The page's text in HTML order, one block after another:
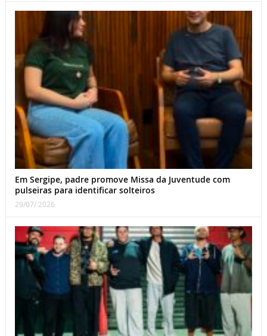
Em Sergipe, padre promove Missa da Juventude com
pulseiras para identificar solteiros
29/07/ 2026